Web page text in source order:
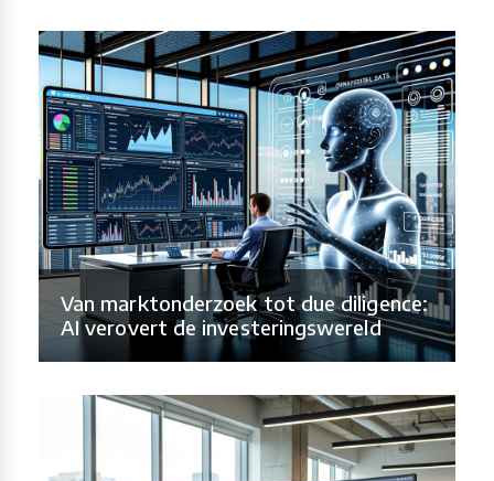
Van marktonderzoek tot due diligence:
AI verovert de investeringswereld